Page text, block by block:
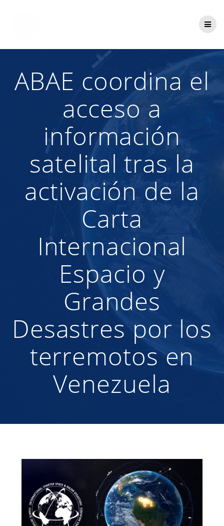
ABAE coordina el
acceso a
información
satelital tras la
activación de la
Carta
Internacional
Espacio y
Grandes
Desastres por los
terremotos en
Venezuela